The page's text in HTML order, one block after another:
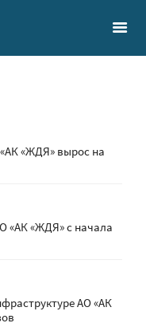
«ЖДЯ» вырос на
«АК «ЖДЯ» с начала
АО «АК